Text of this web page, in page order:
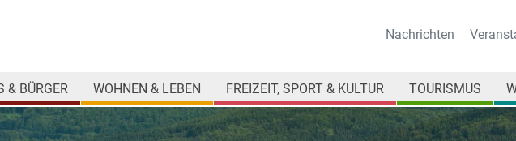
Nachrichten
& BÜRGER WOHNEN & LEBEN FREIZEIT, SPORT & KULTUR TOURISMUS